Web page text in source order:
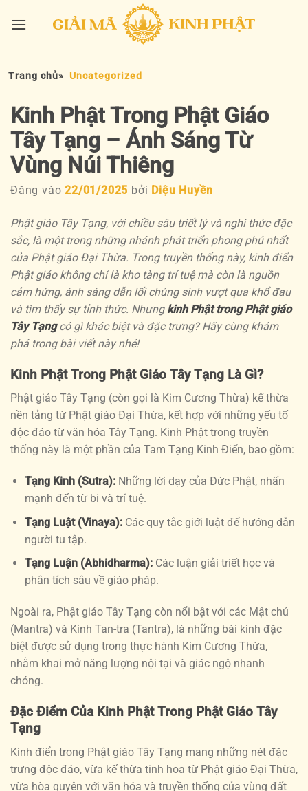
qua
Trang chủ» Uncategorized
Kinh Phật Trong Phật Giáo
Tây Tạng – Ánh Sáng Từ
Vùng Núi Thiêng
Đăng vào22/01/2025 bởi Diệu Huyền
Phật giáo Tây Tạng, với chiều sâu triết lý và nghi thức đặc
sắc, là một trong những nhánh phát triển phong phú nhất
của Phật giáo Đại Thừa. Trong truyền thống này, kinh điển
Phật giáokhông chỉ là kho tàng trí tuệ mà còn là nguồn
cảm hứng, ánh sáng dẫn lối chúng sinh vượt qua khổ đau
và tìm thấy sự tỉnh thức. Nhưng kinh Phật trong Phật giáo
Tây Tạngcó gì khác biệt và đặc trưng? Hãy cùng khám
phá trong bài viết này nhé!
Kinh Phật Trong Phật Giáo Tây Tạng Là Gì?
Phật giáo Tây Tạng (còn gọi là Kim Cương Thừa) kế thừa
nền tảng từ Phật giáo Đại Thừa, kết hợp với những yếu tố
độc đáo từ văn hóa Tây Tạng. Kinh Phật trong truyền
thống này là một phần của Tam Tạng Kinh Điển, bao gồm:
Tạng Kinh (Sutra):Những lời dạy của Đức Phật, nhấn
mạnh đến từ bi và trí tuệ.
Tạng Luật (Vinaya):Các quy tắc giới luật để hướng dẫn
người tu tập.
Tạng Luận (Abhidharma):Các luận giải triết học và
phân tích sâu về giáo pháp.
Ngoài ra, Phật giáo Tây Tạng còn nổi bật với các Mật chú
(Mantra) và Kinh Tan-tra (Tantra), là những bài kinh đặc
biệt được sử dụng trong thực hành Kim Cương Thừa,
nhằm khai mở năng lượng nội tại và giác ngộ nhanh
chóng.
Đặc Điểm Của Kinh Phật Trong Phật Giáo Tây
Tạng
Kinh điển trong Phật giáo Tây Tạng mang những nét đặc
trưng độc đáo, vừa kế thừa tinh hoa từ Phật giáo Đại Thừa,
vừa hòa quyện với văn hóa và truyền thống của vùng đất